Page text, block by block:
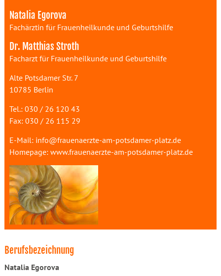
Natalia Egorova
Fachärztin für Frauenheilkunde und Geburtshilfe
Dr. Matthias Stroth
Facharzt für Frauenheilkunde und Geburtshilfe
Alte Potsdamer Str. 7
10785 Berlin
Tel.: 030 / 26 120 43
Fax: 030 / 26 115 29
E-Mail: info@frauenaerzte-am-potsdamer-platz.de
Homepage: www.frauenaerzte-am-potsdamer-platz.de
Berufsbezeichnung
Natalia Egorova